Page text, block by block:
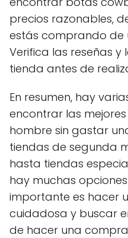
precios razonables,
estás comprando de
Verifica las reseñas
tienda antes de
En resumen, hay
encontrar las
hombre sin gastar
tiendas de segunda
hasta tiendas
hay muchas
importante es hacer
cuidadosa y buscar
de hacer una